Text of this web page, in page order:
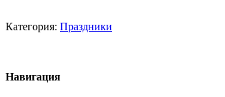
Категория: Праздники
Навигация